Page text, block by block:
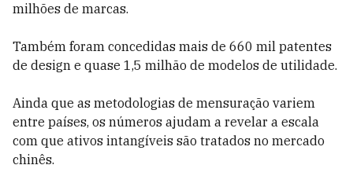
milhões de marcas.
Também foram concedidas mais de 660 mil patentes
de design e quase 1,5 milhão de modelos de utilidade.
Ainda que as metodologias de mensuração variem
entre países, os números ajudam a revelar a escala
com que ativos intangíveis são tratados no mercado
chinês.